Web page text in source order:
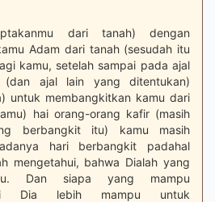
dari tanah) dengan
Adam dari tanah (sesudah itu
kamu, setelah sampai pada ajal
ajal lain yang ditentukan)
untuk membangkitkan kamu dari
hai orang-orang kafir (masih
berbangkit itu) kamu masih
hari berbangkit padahal
mengetahui, bahwa Dialah yang
Dan siapa yang mampu
Dia lebih mampu untuk